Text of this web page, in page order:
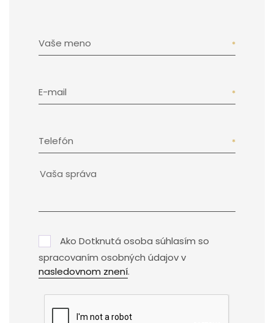
Vaše meno
E-mail
Telefón
Ako Dotknutá osoba súhlasím so
spracovaním osobných údajov v
nasledovnom znení.